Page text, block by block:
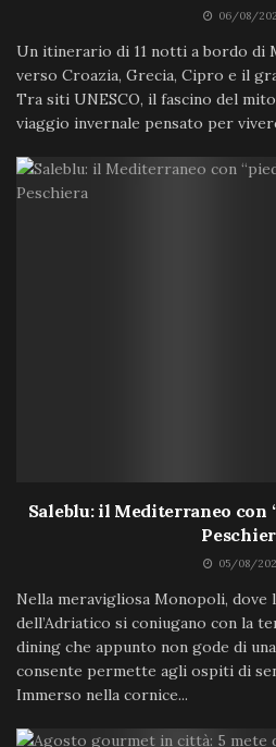
06/08/
Un itinerario di 11 notti a bordo di
verso Croazia, Grecia, Cipro e il
Tra siti UNESCO, il fascino del
viaggio invernale pensato per
Saleblu: il Mediterraneo con
05/08/
Nella meravigliosa Monopoli, dove
dell’Adriatico si coniugano con la
dining che appunto non gode di
consente permette agli ospiti di
Immerso nella cornice...